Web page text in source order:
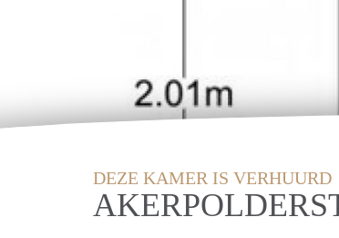
DEZE KAMER IS VERHUURD